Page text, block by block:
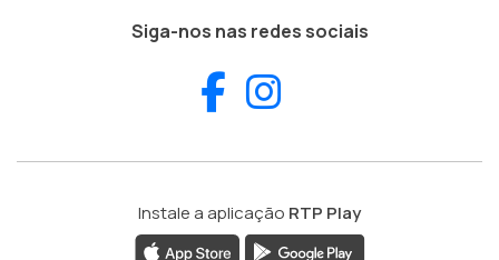
Siga-nos nas redes sociais
Facebook
Instale a aplicação RTP Play